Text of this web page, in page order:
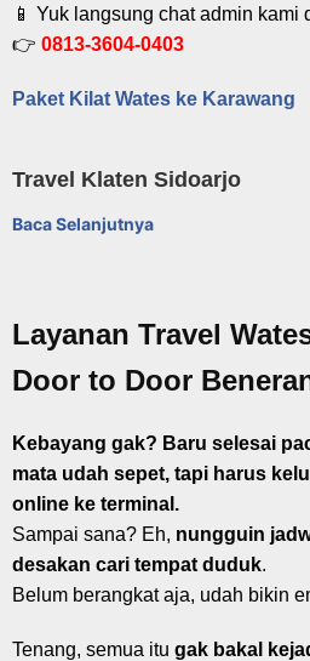
📱 Yuk langsung chat admin kami
👉 0813-3604-0403
Paket Kilat Wates ke Karawang
Travel Klaten Sidoarjo
Baca Selanjutnya
Layanan Travel
Door to Door
Kebayang gak? Baru selesai
mata udah sepet, tapi harus
online ke terminal.
Sampai sana? Eh, nungguin
desakan cari tempat duduk.
Belum berangkat aja, udah bikin
Tenang, semua itu gak bakal